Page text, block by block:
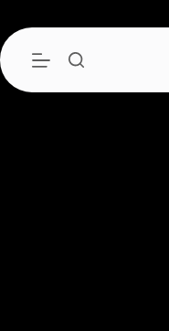
περιεχόμενο